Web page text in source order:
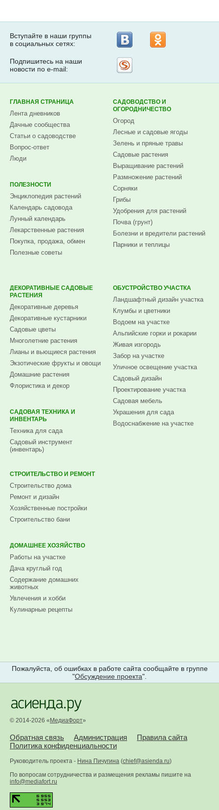
Вступайте в наши группы
в социальных сетях:
Подпишитесь на наши
новости по e-mail:
ГЛАВНАЯ СТРАНИЦА
Лента дневников
Дачные сообщества
Статьи о садоводстве
Вопрос-ответ
Люди
ПОЛЕЗНОСТИ
Энциклопедия растений
Календарь садовода
Лунный календарь
Лекарственные растения
Покупка, продажа, обмен
Полезные советы
САДОВОДСТВО И
ОГОРОДНИЧЕСТВО
Огород
Лесные и садовые ягоды
Зелень и пряные травы
Садовые растения
Выращивание растений
Размножение растений
Сорняки
Грибы
Удобрения для растений
Почва (грунт)
Болезни и вредители растений
Парники и теплицы
ДЕКОРАТИВНЫЕ САДОВЫЕ
РАСТЕНИЯ
Декоративные деревья
Декоративные кустарники
Садовые цветы
Многолетние растения
Лианы и вьющиеся растения
Экзотические фрукты и овощи
Домашние растения
Флористика и декор
САДОВАЯ ТЕХНИКА И
ИНВЕНТАРЬ
Техника для сада
Садовый инструмент
(инвентарь)
ОБУСТРОЙСТВО УЧАСТКА
Ландшафтный дизайн участка
Клумбы и цветники
Водоем на участке
Альпийские горки и рокарии
Живая изгородь
Забор на участке
Уличное освещение участка
Садовый дизайн
Проектирование участка
Садовая мебель
Украшения для сада
Водоснабжение на участке
СТРОИТЕЛЬСТВО И РЕМОНТ
Строительство дома
Ремонт и дизайн
Хозяйственные постройки
Строительство бани
ДОМАШНЕЕ ХОЗЯЙСТВО
Работы на участке
Дача круглый год
Содержание домашних
животных
Увлечения и хобби
Кулинарные рецепты
Пожалуйста, об ошибках в работе сайта сообщайте в группе
"Обсуждение проекта".
© 2014-2026 «МедиаФорт»
Обратная связь Администрация
Правила сайта
Политика конфиденциальности
Руководитель проекта - Нина Пичугина (chief@asienda.ru)
По вопросам сотрудничества и размещения рекламы пишите на
info@mediafort.ru